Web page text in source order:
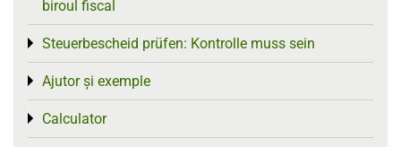
biroul fiscal
Steuerbescheid prüfen: Kontrolle muss sein
Toggle menu
Ajutor și exemple
Toggle menu
Calculator
Toggle menu